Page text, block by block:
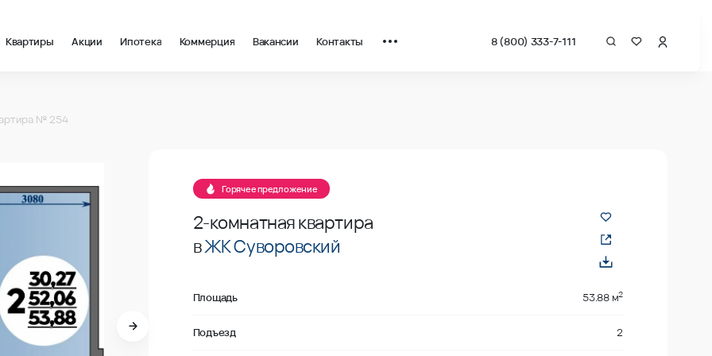
Квартиры Акции Ипотека Коммерция Вакансии Контакты 8 (800) 333-7-111
№ 254
Горячее предложение
2-комнатная квартира
вЖК Суворовский
Площадь 53.88 м2
Подъезд 2